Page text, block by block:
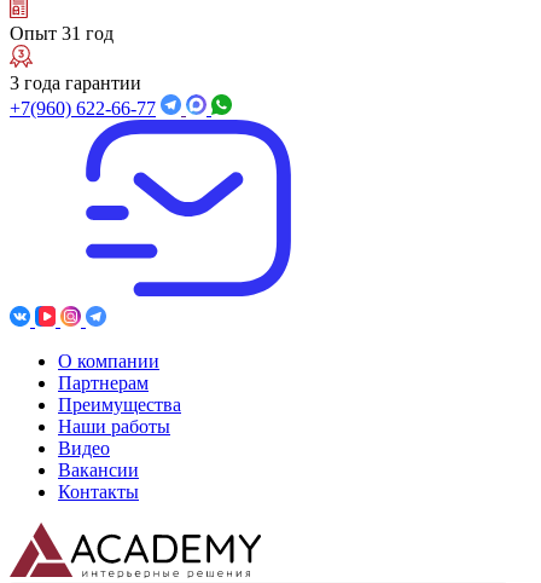
Опыт 31 год
3 года гарантии
+7(960) 622-66-77
О компании
Партнерам
Преимущества
Наши работы
Видео
Вакансии
Контакты